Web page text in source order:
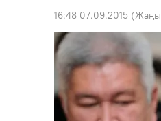
16:48 07.09.2015